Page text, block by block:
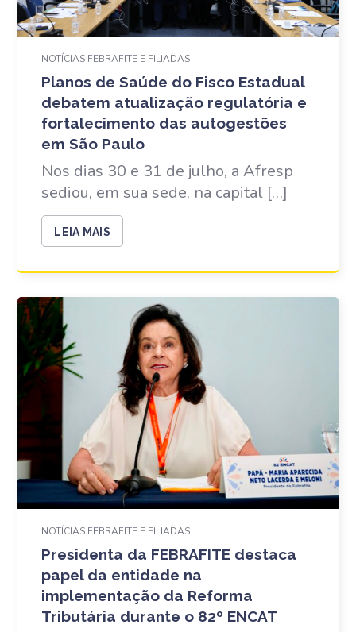
NOTÍCIAS FEBRAFITE E FILIADAS
Planos de Saúde do Fisco Estadual
debatem atualização regulatória e
fortalecimento das autogestões
em São Paulo
Nos dias 30 e 31 de julho, a Afresp
sediou, em sua sede, na capital […]
LEIA MAIS
NOTÍCIAS FEBRAFITE E FILIADAS
Presidenta da FEBRAFITE destaca
papel da entidade na
implementação da Reforma
Tributária durante o 82º ENCAT